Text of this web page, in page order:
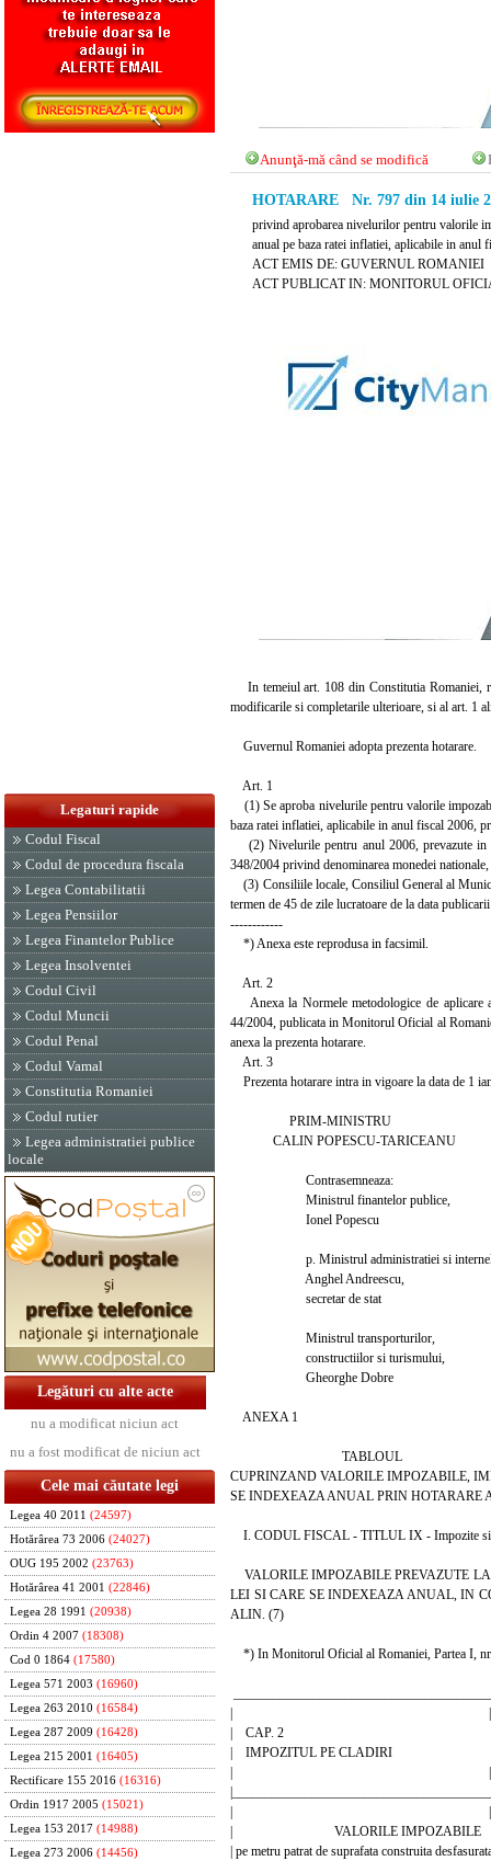
Legaturi rapide
Codul Fiscal
Codul de procedura fiscala
Legea Contabilitatii
Legea Pensiilor
Legea Finantelor Publice
Legea Insolventei
Codul Civil
Codul Muncii
Codul Penal
Codul Vamal
Constitutia Romaniei
Codul rutier
Legea administratiei publice
locale
Legături cu alte acte
nu a modificat niciun act
nu a fost modificat de niciun act
Cele mai căutate legi
Legea 40 2011 (24597)
Hotărârea 73 2006 (24027)
OUG 195 2002 (23763)
Hotărârea 41 2001 (22846)
Legea 28 1991 (20938)
Ordin 4 2007 (18308)
Cod 0 1864 (17580)
Legea 571 2003 (16960)
Legea 263 2010 (16584)
Legea 287 2009 (16428)
Legea 215 2001 (16405)
Rectificare 155 2016 (16316)
Ordin 1917 2005 (15021)
Legea 153 2017 (14988)
Legea 273 2006 (14456)
Anunţă-mă când se modifică
HOTARARE Nr. 797 din 14 iulie
privind aprobarea nivelurilor pentru valorile
anual pe baza ratei inflatiei, aplicabile in anul
ACT EMIS DE: GUVERNUL ROMANIEI
ACT PUBLICAT IN: MONITORUL
In temeiul art. 108 din Constitutia Romaniei,
modificarile si completarile ulterioare, si al art. 1
Guvernul Romaniei adopta prezenta hotarare.
Art. 1
(1) Se aproba nivelurile pentru valorile
baza ratei inflatiei, aplicabile in anul fiscal 2006,
(2) Nivelurile pentru anul 2006, prevazute in
348/2004 privind denominarea monedei
(3) Consiliile locale, Consiliul General al
termen de 45 de zile lucratoare de la data
------------
*) Anexa este reprodusa in facsimil.
Art. 2
Anexa la Normele metodologice de aplicare
44/2004, publicata in Monitorul Oficial al
anexa la prezenta hotarare.
Art. 3
Prezenta hotarare intra in vigoare la data de 1
PRIM-MINISTRU
CALIN POPESCU-TARICEANU
Contrasemneaza:
Ministrul finantelor publice,
Ionel Popescu
p. Ministrul administratiei si
Anghel Andreescu,
secretar de stat
Ministrul transporturilor,
constructiilor si turismului,
Gheorghe Dobre
ANEXA 1
TABLOUL
CUPRINZAND VALORILE IMPOZABILE,
SE INDEXEAZA ANUAL PRIN HOTARARE
I. CODUL FISCAL - TITLUL IX - Impozite si
VALORILE IMPOZABILE PREVAZUTE
LEI SI CARE SE INDEXEAZA ANUAL, IN
ALIN. (7)
*) In Monitorul Oficial al Romaniei, Partea I,
| |
| CAP. 2
| IMPOZITUL PE
| |
| |
| VALORILE
| pe metru patrat de suprafata construita